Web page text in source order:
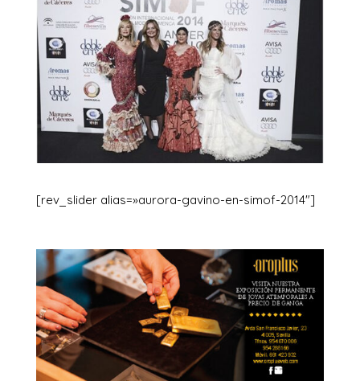
[rev_slider alias=»aurora-gavino-en-simof-2014″]